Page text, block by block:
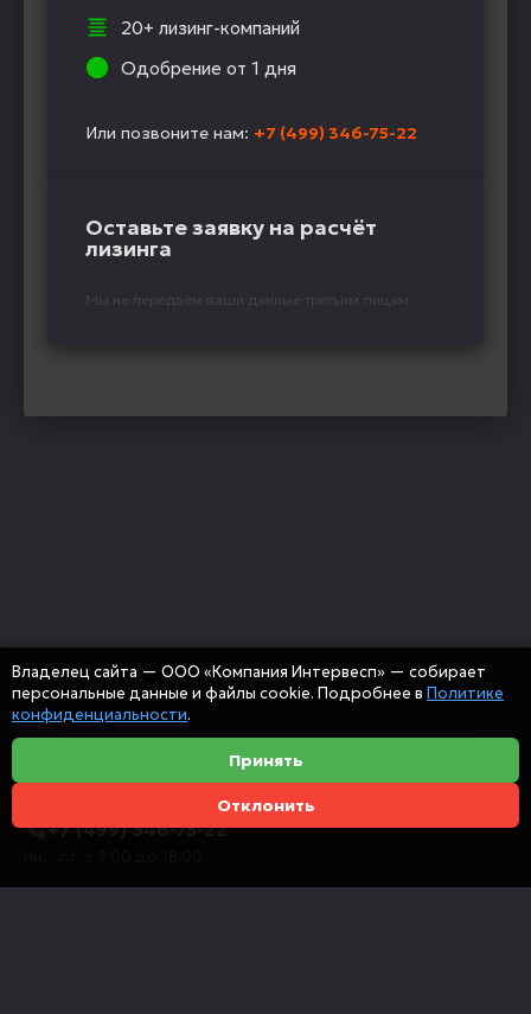
20+ лизинг-компаний
Одобрение от 1 дня
Или позвоните нам: +7 (499) 346-75-22
Оставьте заявку на расчёт
лизинга
Мы не передаём ваши данные третьим лицам
+7 (499) 346-75-22
Владелец сайта — ООО «Компания Интервесп» — собирает
персональные данные и файлы cookie. Подробнее в Политике
конфиденциальности.
Принять
Отклонить